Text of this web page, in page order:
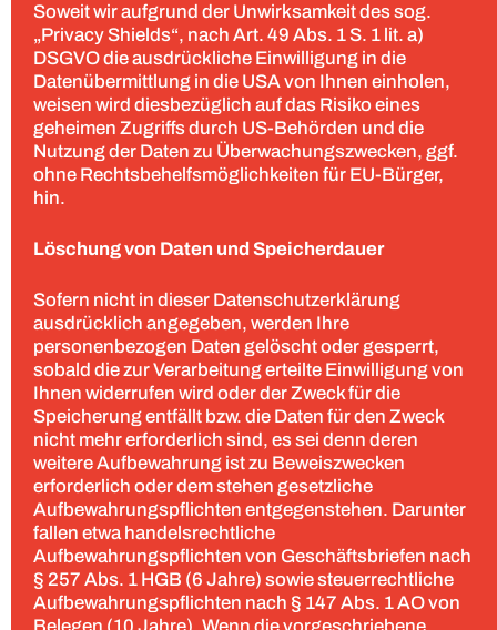
Soweit wir aufgrund der Unwirksamkeit des sog.
„Privacy Shields“, nach Art. 49 Abs. 1 S. 1 lit. a)
DSGVO die ausdrückliche Einwilligung in die
Datenübermittlung in die USA von Ihnen einholen,
weisen wird diesbezüglich auf das Risiko eines
geheimen Zugriffs durch US-Behörden und die
Nutzung der Daten zu Überwachungszwecken, ggf.
ohne Rechtsbehelfsmöglichkeiten für EU-Bürger,
hin.
Löschung von Daten und Speicherdauer
Sofern nicht in dieser Datenschutzerklärung
ausdrücklich angegeben, werden Ihre
personenbezogen Daten gelöscht oder gesperrt,
sobald die zur Verarbeitung erteilte Einwilligung von
Ihnen widerrufen wird oder der Zweck für die
Speicherung entfällt bzw. die Daten für den Zweck
nicht mehr erforderlich sind, es sei denn deren
weitere Aufbewahrung ist zu Beweiszwecken
erforderlich oder dem stehen gesetzliche
Aufbewahrungspflichten entgegenstehen. Darunter
fallen etwa handelsrechtliche
Aufbewahrungspflichten von Geschäftsbriefen nach
§ 257 Abs. 1 HGB (6 Jahre) sowie steuerrechtliche
Aufbewahrungspflichten nach § 147 Abs. 1 AO von